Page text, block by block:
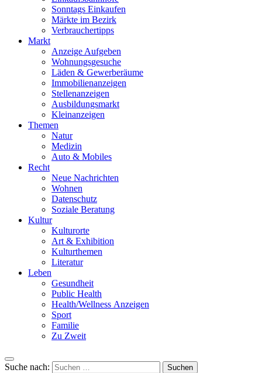
Sonntags Einkaufen
Märkte im Bezirk
Verbrauchertipps
Markt
Anzeige Aufgeben
Wohnungsgesuche
Läden & Gewerberäume
Immobilienanzeigen
Stellenanzeigen
Ausbildungsmarkt
Kleinanzeigen
Themen
Natur
Medizin
Auto & Mobiles
Recht
Neue Nachrichten
Wohnen
Datenschutz
Soziale Beratung
Kultur
Kulturorte
Art & Exhibition
Kulturthemen
Literatur
Leben
Gesundheit
Public Health
Health/Wellness Anzeigen
Sport
Familie
Zu Zweit
Suche nach: